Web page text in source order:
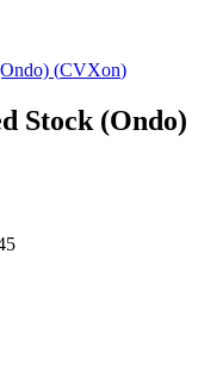
(CVXon)
Stock (Ondo)